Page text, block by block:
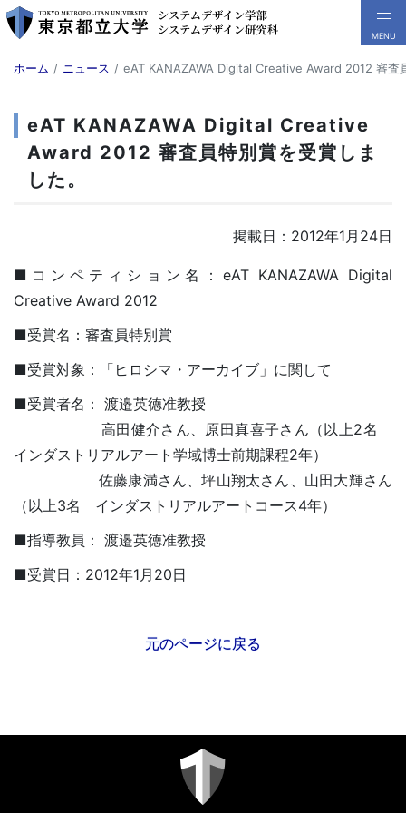
ホーム ニュース eAT KANAZAWA Digital Creative Award 2012 審査
eAT KANAZAWA Digital Creative
Award 2012 審査員特別賞を受賞しま
した。
掲載日：2012年1月24日
■コンペティション名：eAT KANAZAWA Digital
Creative Award 2012
■受賞名：審査員特別賞
■受賞対象：「ヒロシマ・アーカイブ」に関して
■受賞者名： 渡邉英徳准教授
高田健介さん、原田真喜子さん（以上2名
インダストリアルアート学域博士前期課程2年）
佐藤康満さん、坪山翔太さん、山田大輝さん
（以上3名 インダストリアルアートコース4年）
■指導教員： 渡邉英徳准教授
■受賞日：2012年1月20日
元のページに戻る